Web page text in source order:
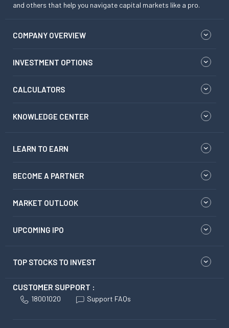
and others that help you navigate capital markets like a pro.
COMPANY OVERVIEW
INVESTMENT OPTIONS
CALCULATORS
KNOWLEDGE CENTER
LEARN TO EARN
BECOME A PARTNER
MARKET OUTLOOK
UPCOMING IPO
TOP STOCKS TO INVEST
CUSTOMER SUPPORT :
18001020 Support FAQs